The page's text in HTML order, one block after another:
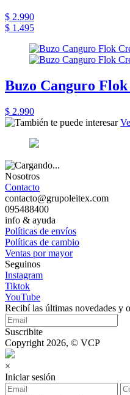
$ 2.990
$ 1.495
Buzo Canguro
$ 2.990
Nosotros
Contacto
contacto@grupoleitex.com
095488400
info & ayuda
Políticas de envíos
Políticas de cambio
Ventas por mayor
Seguinos
Instagram
Tiktok
YouTube
Recibí las últimas novedades y
Suscribite
Copyright 2026, © VCP
×
Iniciar sesión